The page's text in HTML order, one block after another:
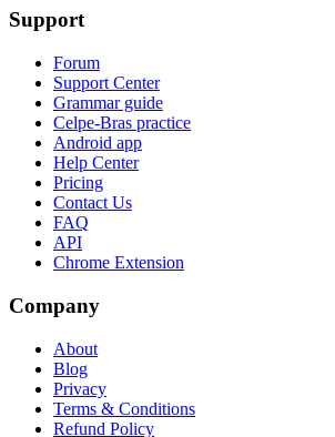
Support
Forum
Support Center
Grammar guide
Celpe-Bras practice
Android app
Help Center
Pricing
Contact Us
FAQ
API
Chrome Extension
Company
About
Blog
Privacy
Terms & Conditions
Refund Policy